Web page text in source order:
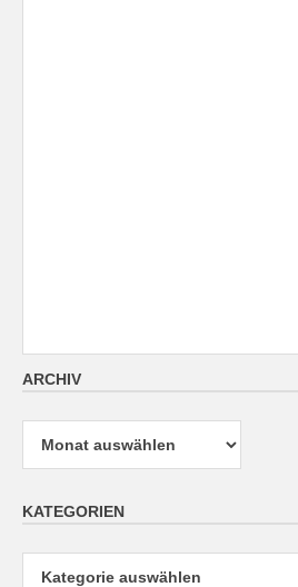
ARCHIV
Archiv
KATEGORIEN